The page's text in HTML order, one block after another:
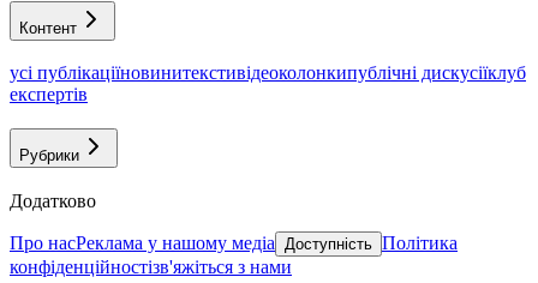
Контент
усі публікаціїновинитекстивідеоколонкипублічні дискусіїклуб
експертів
Рубрики
Додатково
Про насРеклама у нашому медіа Доступність Політика
конфіденційностізв'яжіться з нами